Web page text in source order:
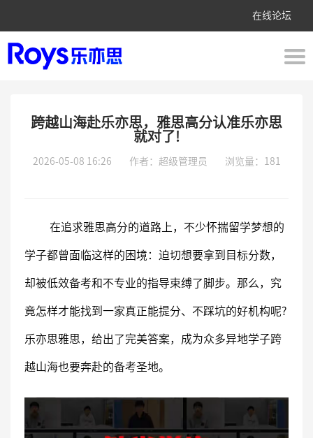
在线论坛
跨越山海赴乐亦思，雅思高分认准乐亦思
就对了!
2026-05-08 16:26 作者：超级管理员 浏览量：181
在追求雅思高分的道路上，不少怀揣留学梦想的
学子都曾面临这样的困境：迫切想要拿到目标分数，
却被低效备考和不专业的指导束缚了脚步。那么，究
竟怎样才能找到一家真正能提分、不踩坑的好机构呢?
乐亦思雅思，给出了完美答案，成为众多异地学子跨
越山海也要奔赴的备考圣地。